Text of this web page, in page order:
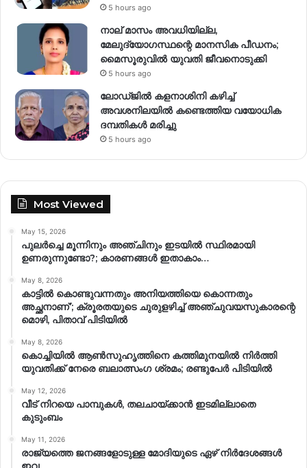
5 hours ago
നാല് മാസം അവധിയില്ല,
മേലുദ്യോഗസ്ഥന്റെ മാനസിക പീഡനം;
മൈസൂരുവിൽ യുവതി ജീവനൊടുക്കി
5 hours ago
ലോഡ്ജിൽ കളനാശിനി കഴിച്ച്
അവശനിലയിൽ കണ്ടെത്തിയ വയോധിക
ദമ്പതികൾ മരിച്ചു
5 hours ago
Most Viewed
May 15, 2026
പുലർച്ചെ മൂന്നിനും അഞ്ചിനും ഇടയിൽ സ്ഥിരമായി
ഉണരുന്നുണ്ടോ?; കാരണങ്ങള്‍ ഇതാകാം…
May 8, 2026
കാട്ടിൽ കൊണ്ടുവന്നതും അനിയത്തിയെ കൊന്നതും
അച്ഛനാണ്’; ക്രൂരതയുടെ ചുരുളഴിച്ച് അഞ്ചുവയസുകാരന്റെ
മൊഴി, പിതാവ് പിടിയിൽ
May 8, 2026
കൊച്ചിയിൽ ആൺസുഹൃത്തിനെ കത്തിമുനയിൽ നിർത്തി
യുവതിക്ക് നേരെ ബലാത്സംഗ​ ശ്രമം; രണ്ടുപേർ പിടിയിൽ
May 12, 2026
വീട് നിറയെ പാമ്പുകൾ, തലചായ്ക്കാൻ ഇടമില്ലാതെ
കുടുംബം
May 11, 2026
രാജ്യത്തെ ജനങ്ങളോടുള്ള മോദിയുടെ ഏഴ് നിര്‍ദേശങ്ങള്‍